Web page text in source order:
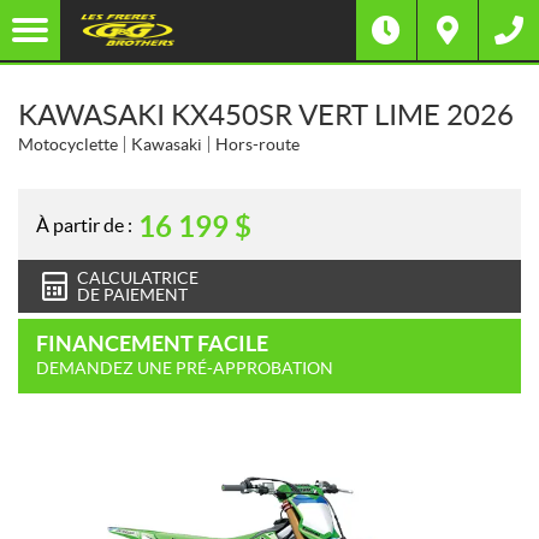
KAWASAKI KX450SR VERT LIME 2026
Motocyclette Kawasaki Hors-route
À partir de : 16 199 $
CALCULATRICE
DE PAIEMENT
FINANCEMENT FACILE
DEMANDEZ UNE PRÉ-APPROBATION